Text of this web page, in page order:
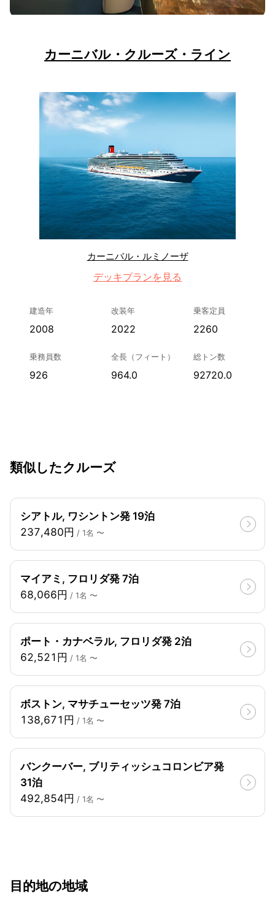
カーニバル・クルーズ・ライン
カーニバル・ルミノーザ
デッキプランを見る
建造年
2008
改装年
2022
乗客定員
2260
乗務員数
926
全長（フィート）
964.0
総トン数
92720.0
類似したクルーズ
シアトル, ワシントン発 19泊
237,480円 / 1名 〜
マイアミ, フロリダ発 7泊
68,066円 / 1名 〜
ポート・カナベラル, フロリダ発 2泊
62,521円 / 1名 〜
ボストン, マサチューセッツ発 7泊
138,671円 / 1名 〜
バンクーバー, ブリティッシュコロンビア発
31泊
492,854円 / 1名 〜
目的地の地域